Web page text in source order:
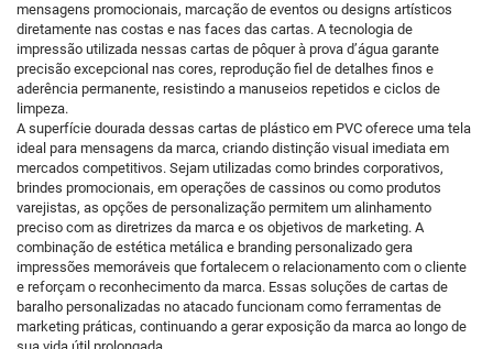
mensagens promocionais, marcação de eventos ou designs artísticos
diretamente nas costas e nas faces das cartas. A tecnologia de
impressão utilizada nessas cartas de pôquer à prova d’água garante
precisão excepcional nas cores, reprodução fiel de detalhes finos e
aderência permanente, resistindo a manuseios repetidos e ciclos de
limpeza.
A superfície dourada dessas cartas de plástico em PVC oferece uma tela
ideal para mensagens da marca, criando distinção visual imediata em
mercados competitivos. Sejam utilizadas como brindes corporativos,
brindes promocionais, em operações de cassinos ou como produtos
varejistas, as opções de personalização permitem um alinhamento
preciso com as diretrizes da marca e os objetivos de marketing. A
combinação de estética metálica e branding personalizado gera
impressões memoráveis que fortalecem o relacionamento com o cliente
e reforçam o reconhecimento da marca. Essas soluções de cartas de
baralho personalizadas no atacado funcionam como ferramentas de
marketing práticas, continuando a gerar exposição da marca ao longo de